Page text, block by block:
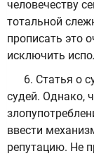
человечеству
тотальной
прописать это
исключить
6. Статья о
судей. Однако,
ввести
репутацию. Не